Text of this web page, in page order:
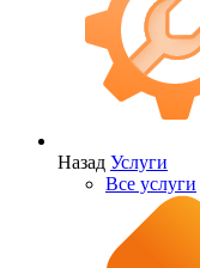
Назад Услуги
Все услуги